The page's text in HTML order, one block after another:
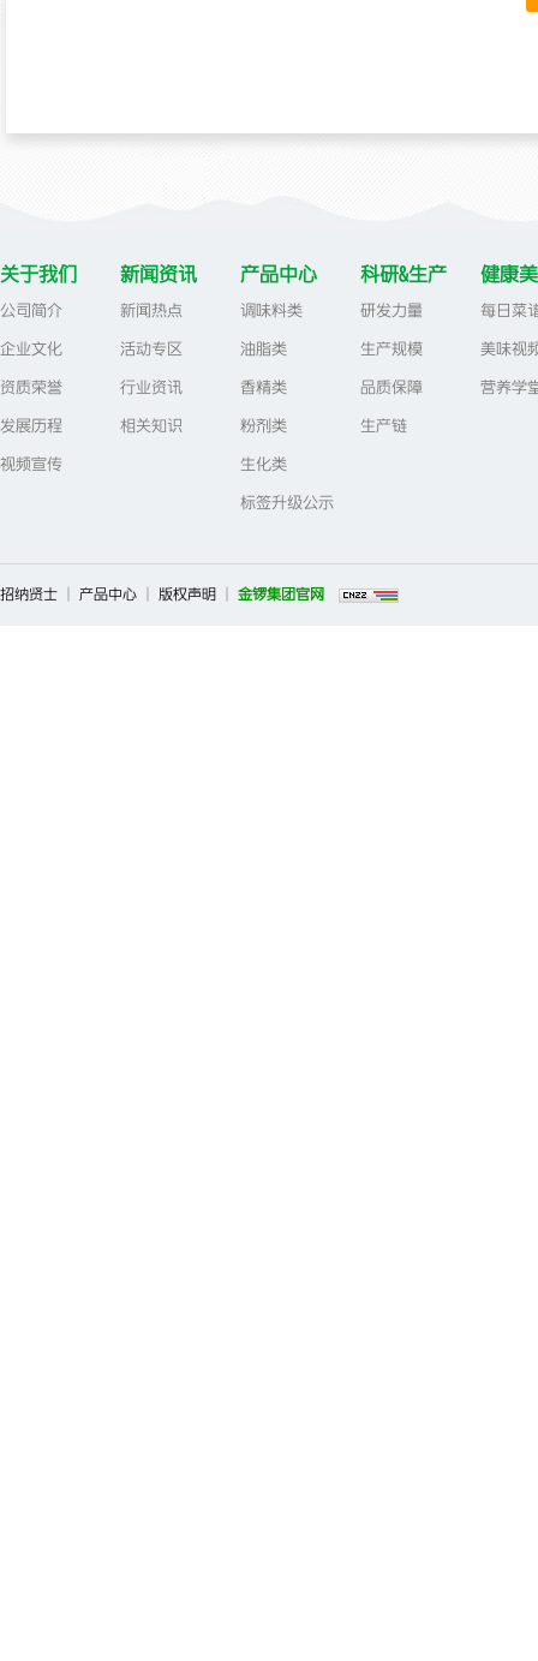
关于我们
公司简介
企业文化
资质荣誉
发展历程
视频宣传
新闻资讯
新闻热点
活动专区
行业资讯
相关知识
产品中心
调味料类
油脂类
香精类
粉剂类
生化类
标签升级公示
科研&生产
研发力量
生产规模
品质保障
生产链
健康
每日菜
美味视
营养学
招纳贤士 | 产品中心 | 版权声明 | 金锣集团官网